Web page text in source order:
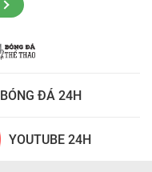
BÓNG ĐÁ 24H
YOUTUBE 24H